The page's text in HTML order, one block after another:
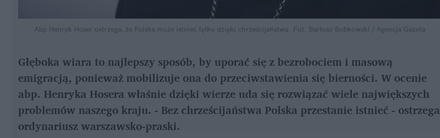
Abp Henryk Hoser ostrzega, że Polska może istnieć tylko dzięki chrześcijaństwu. Fot. Bartosz Bobkowski / Agencja Gazeta
Głęboka wiara to najlepszy sposób, by uporać się z bezrobociem i masową
emigracją, ponieważ mobilizuje ona do przeciwstawienia się bierności. W ocenie
abp. Henryka Hosera właśnie dzięki wierze uda się rozwiązać wiele największych
problemów naszego kraju. - Bez chrześcijaństwa Polska przestanie istnieć - ostrzega
ordynariusz warszawsko-praski.